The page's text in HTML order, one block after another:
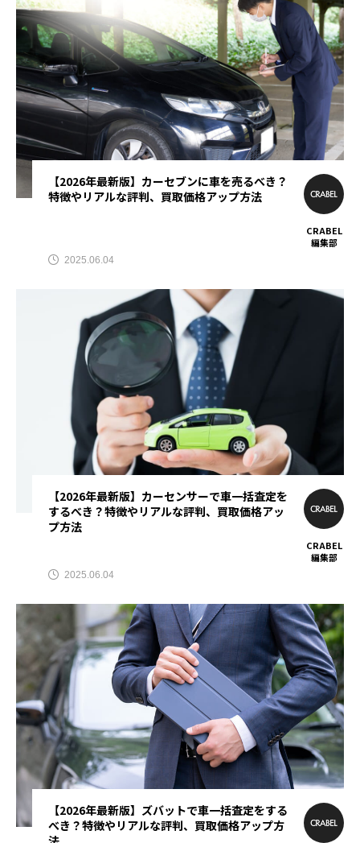
【2026年最新版】カーセブンに車を売るべき？
特徴やリアルな評判、買取価格アップ方法
CRABEL
編集部
2025.06.04
【2026年最新版】カーセンサーで車一括査定を
するべき？特徴やリアルな評判、買取価格アッ
プ方法
CRABEL
編集部
2025.06.04
【2026年最新版】ズバットで車一括査定をする
べき？特徴やリアルな評判、買取価格アップ方
ママ向け マンション売却 メンズ全身脱毛
メンズ医療脱毛
メンズ脱毛おすすめ 一括査定 不動産査定
中古車リース 中古車買取 全身脱毛
医師 医師転職おすすめ 医師転職サイト
大阪マンション売却 妊娠中
妊娠中ナイトブラ 婚活アプリ
学生パーソナルジム 安い
安いパーソナルジム 授乳中 授乳期
新車リース 査定比較サイト
無料カウンセリング 男性おすすめ
自動車免許
車査定 車買取 転職おすすめ
転職サイト 防災 食事制限 食事指導
駐車場 駐車場アプリ 駐車場サイト
駐車場予約 駐車場検索 高額査定